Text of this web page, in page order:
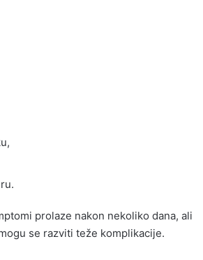
prolaze nakon nekoliko dana, ali
se razviti teže komplikacije.